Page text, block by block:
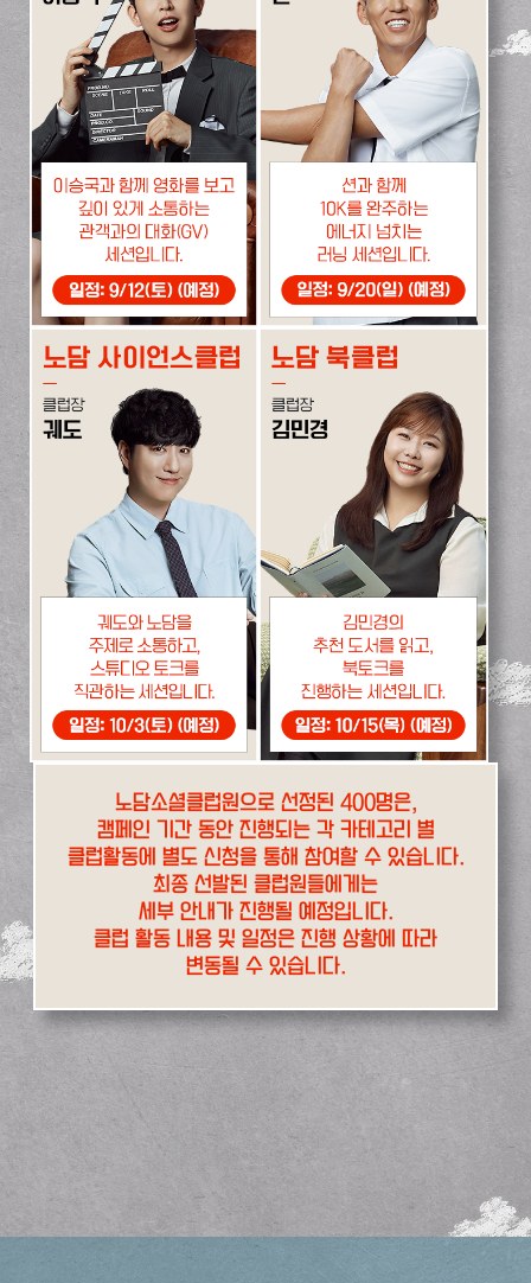
노담소셜클럽원으로 선정된 400명은,
캠페인 기간 동안 진행되는 각 카테고리 별
클럽활동에 별도 신청을 통해 참여할 수 있습니다.
최종 선발된 클럽원들에게는
세부 안내가 진행될 예정입니다.
클럽 활동 내용 및 일정은 진행 상황에 따라
변동될 수 있습니다.